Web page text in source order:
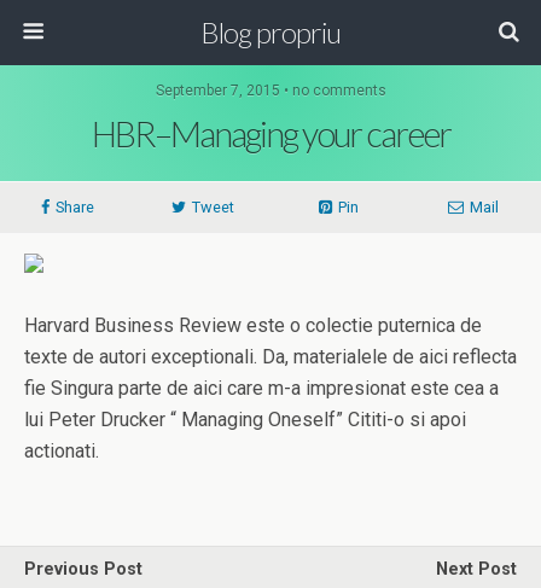
Blog propriu
September 7, 2015 • no comments
HBR–Managing your career
Share Tweet Pin Mail
Harvard Business Review este o colectie puternica de
texte de autori exceptionali. Da, materialele de aici reflecta
fie Singura parte de aici care m-a impresionat este cea a
lui Peter Drucker “ Managing Oneself” Cititi-o si apoi
actionati.
Previous Post
Next Post